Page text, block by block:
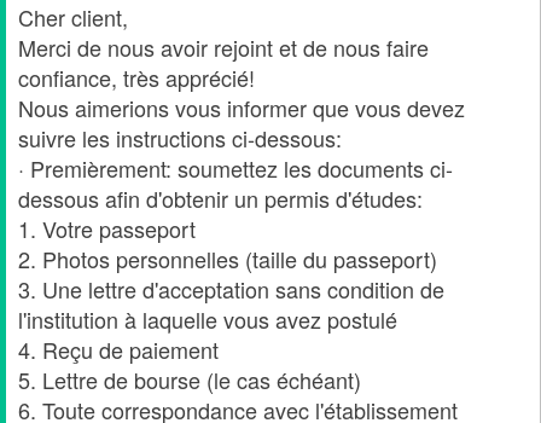
Cher client,
Merci de nous avoir rejoint et de nous faire
confiance, très apprécié!
Nous aimerions vous informer que vous devez
suivre les instructions ci-dessous:
· Premièrement: soumettez les documents ci-
dessous afin d'obtenir un permis d'études:
1. Votre passeport
2. Photos personnelles (taille du passeport)
3. Une lettre d'acceptation sans condition de
l'institution à laquelle vous avez postulé
4. Reçu de paiement
5. Lettre de bourse (le cas échéant)
6. Toute correspondance avec l'établissement